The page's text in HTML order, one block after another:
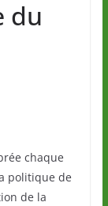
du
chaque
politique de
de la